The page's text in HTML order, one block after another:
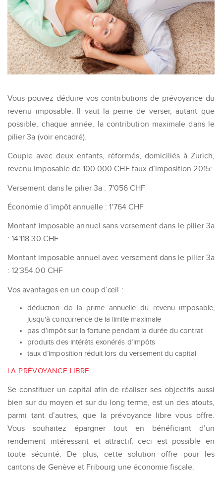
Vous pouvez déduire vos contributions de prévoyance du
revenu imposable. Il vaut la peine de verser, autant que
possible, chaque année, la contribution maximale dans le
pilier 3a (voir encadré).
Couple avec deux enfants, réformés, domiciliés à Zurich,
revenu imposable de 100 000 CHF taux d’imposition 2015:
Versement dans le pilier 3a : 7'056 CHF
Économie d’impôt annuelle : 1'764 CHF
Montant imposable annuel sans versement dans le pilier 3a
: 14'118.30 CHF
Montant imposable annuel avec versement dans le pilier 3a
: 12'354.00 CHF
Vos avantages en un coup d’œil :
déduction de la prime annuelle du revenu imposable,
jusqu'à concurrence de la limite maximale
pas d’impôt sur la fortune pendant la durée du contrat
produits des intérêts exonérés d’impôts
taux d’imposition réduit lors du versement du capital
LA PRÉVOYANCE LIBRE
Se constituer un capital afin de réaliser ses objectifs aussi
bien sur du moyen et sur du long terme, est un des atouts,
parmi tant d’autres, que la prévoyance libre vous offre.
Vous souhaitez épargner tout en bénéficiant d’un
rendement intéressant et attractif, ceci est possible en
toute sécurité. De plus, cette solution offre pour les
cantons de Genève et Fribourg une économie fiscale.